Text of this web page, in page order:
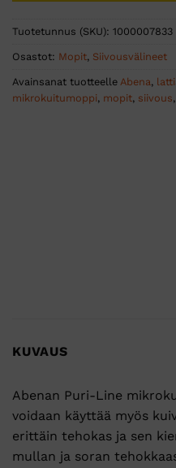
Tuotetunnus (SKU): 1000007833
Osastot: Mopit, Siivousvälineet
Avainsanat tuotteelle Abena,
mikrokuitumoppi, mopit, siivous,
KUVAUS
Abenan Puri-Line
voidaan käyttää myös
erittäin tehokas ja sen
mullan ja soran